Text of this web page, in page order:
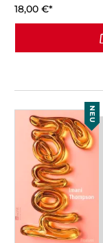
18,00 €*
NEU